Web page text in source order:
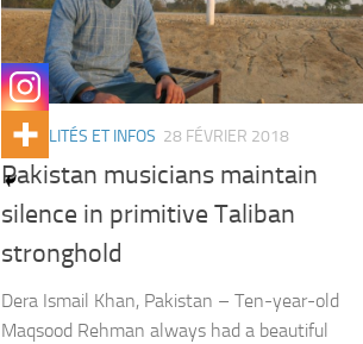
ACTUALITÉS ET INFOS 28 FÉVRIER 2018
Pakistan musicians maintain
silence in primitive Taliban
stronghold
Dera Ismail Khan, Pakistan – Ten-year-old
Maqsood Rehman always had a beautiful